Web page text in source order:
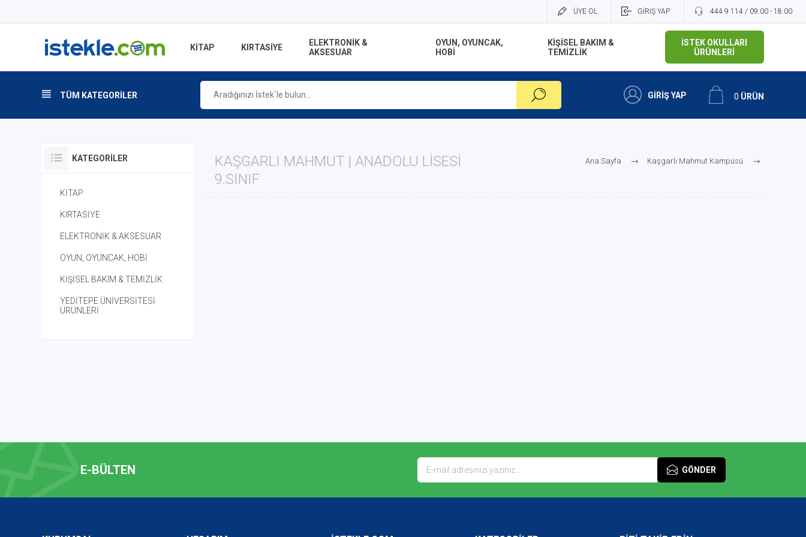
ÜYE OL GİRİŞ YAP 444 9 114 / 09:00 - 18:00
KİTAP KIRTASİYE
ELEKTRONİK &
AKSESUAR
OYUN, OYUNCAK,
HOBİ
KİŞİSEL BAKIM &
TEMİZLİK
İSTEK OKULLARI
ÜRÜNLERİ
TÜM KATEGORİLER GİRİŞ YAP 0 ÜRÜN
Ana Sayfa Kaşgarlı Mahmut Kampüsü
KAŞGARLI MAHMUT | ANADOLU LISESI
9.SINIF
KATEGORILER
KİTAP
KIRTASİYE
ELEKTRONİK & AKSESUAR
OYUN, OYUNCAK, HOBİ
KİŞİSEL BAKIM & TEMİZLİK
YEDİTEPE ÜNİVERSİTESİ
ÜRÜNLERİ
E-BÜLTEN GÖNDER